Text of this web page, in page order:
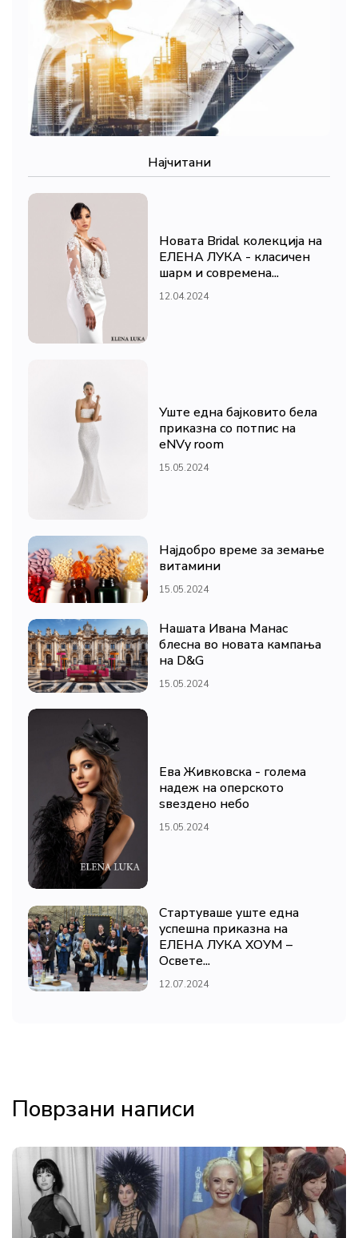
Најчитани
Новата Bridal колекција на
ЕЛЕНА ЛУКА - класичен
шарм и современа...
12.04.2024
Уште една бајковито бела
приказна со потпис на
eNVy room
15.05.2024
Најдобро време за земање
витамини
15.05.2024
Нашата Ивана Манас
блесна во новата кампања
на D&G
15.05.2024
Ева Живковска - голема
надеж на оперското
ѕвездено небо
15.05.2024
Стартуваше уште една
успешна приказна на
ЕЛЕНА ЛУКА ХОУМ –
Освете...
12.07.2024
Поврзани написи